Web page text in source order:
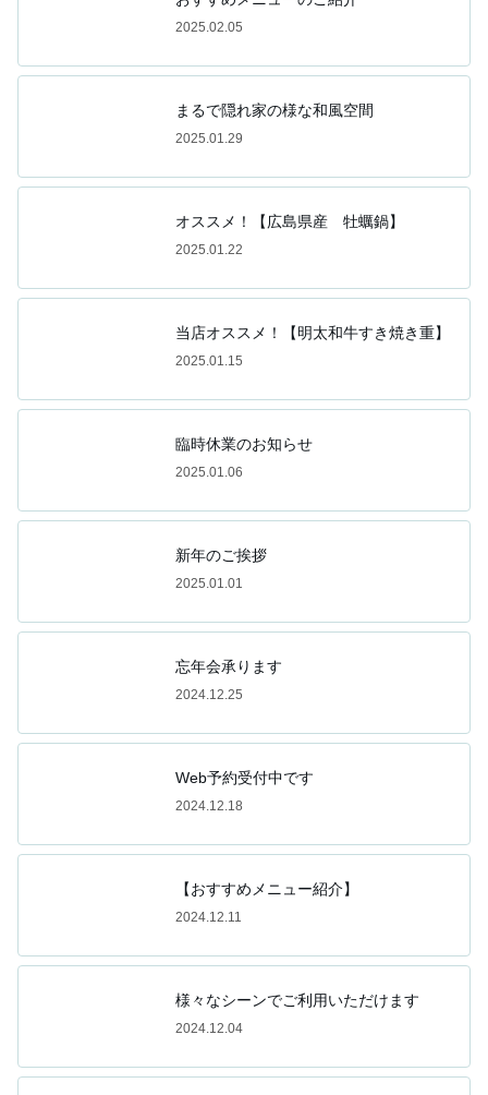
2025.02.05
まるで隠れ家の様な和風空間
2025.01.29
オススメ！【広島県産 牡蠣鍋】
2025.01.22
当店オススメ！【明太和牛すき焼き重】
2025.01.15
臨時休業のお知らせ
2025.01.06
新年のご挨拶
2025.01.01
忘年会承ります
2024.12.25
Web予約受付中です
2024.12.18
【おすすめメニュー紹介】
2024.12.11
様々なシーンでご利用いただけます
2024.12.04